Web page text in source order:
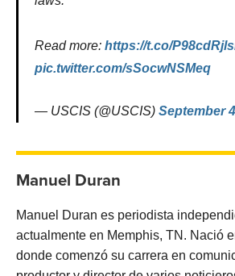
Read more: https://t.co/
pic.twitter.com/sSocwNSMeq
— USCIS (@USCIS) September
Manuel Duran
Manuel Duran es periodista
actualmente en Memphis, TN. Nació
donde comenzó su carrera en